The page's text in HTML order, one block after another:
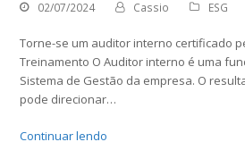
02/07/2024 Cassio ESG
Torne-se um auditor interno certificado
Treinamento O Auditor interno é uma
Sistema de Gestão da empresa. O
pode direcionar…
Continuar lendo